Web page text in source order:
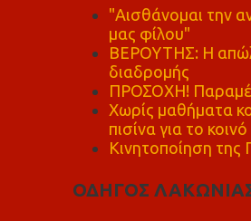
"Αισθάνομαι την
μας φίλου"
ΒΕΡΟΥΤΗΣ: Η
διαδρομής
ΠΡΟΣΟΧΗ!
Χωρίς μαθήματα
πισίνα για το κοινό
Κινητοποίηση
ΟΔΗΓΟΣ